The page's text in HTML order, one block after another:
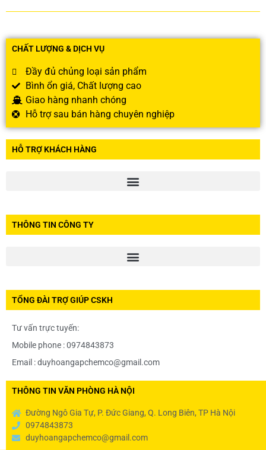
CHẤT LƯỢNG & DỊCH VỤ
Đầy đủ chủng loại sản phẩm
Bình ổn giá, Chất lượng cao
Giao hàng nhanh chóng
Hỗ trợ sau bán hàng chuyên nghiệp
HỖ TRỢ KHÁCH HÀNG
THÔNG TIN CÔNG TY
TỔNG ĐÀI TRỢ GIÚP CSKH
Tư vấn trực tuyến:
Mobile phone : 0974843873
Email : duyhoangapchemco@gmail.com
THÔNG TIN VĂN PHÒNG HÀ NỘI
Đường Ngô Gia Tự, P. Đức Giang, Q. Long Biên, TP Hà Nội
0974843873
duyhoangapchemco@gmail.com